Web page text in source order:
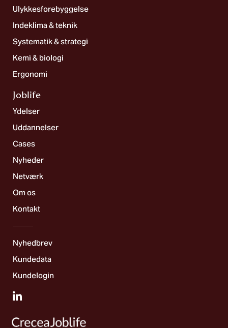
Ulykkesforebyggelse
Indeklima & teknik
Systematik & strategi
Kemi & biologi
Ergonomi
Joblife​
Ydelser
Uddannelser
Cases
Nyheder
Netværk
Om os
Kontakt
Nyhedbrev
Kundedata
Kundelogin